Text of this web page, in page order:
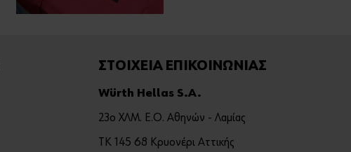
ΣΤΟΙΧΕΙΑ ΕΠΙΚΟΙΝΩΝΙΑΣ
Würth Hellas S.A.
23ο ΧΛΜ. Ε.Ο. Αθηνών - Λαμίας
ΤΚ 145 68 Κρυονέρι Αττικής